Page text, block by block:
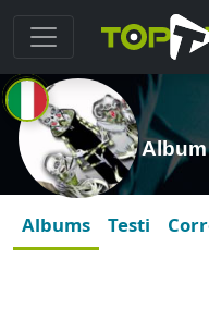
Albums Testi